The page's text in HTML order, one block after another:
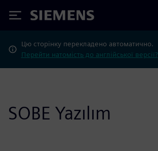
Siemens
Цю сторінку перекладено автоматично.
Перейти натомість до англійської версії?
SOBE Yazılım